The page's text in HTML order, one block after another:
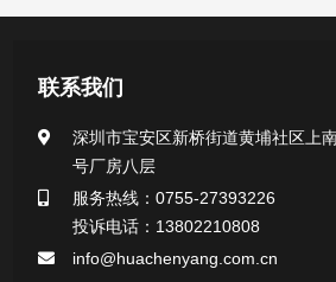
产品中心
医用无菌采样拭子系列
一次性使用采样器系列
微生物样本保存液（通用运输传媒介
核酸（DNA&RNA）样本采集与保存
联系我们
深圳市宝安区新桥街道黄埔社区上
号厂房八层
服务热线：0755-27393226
投诉电话：13802210808
info@huachenyang.com.cn